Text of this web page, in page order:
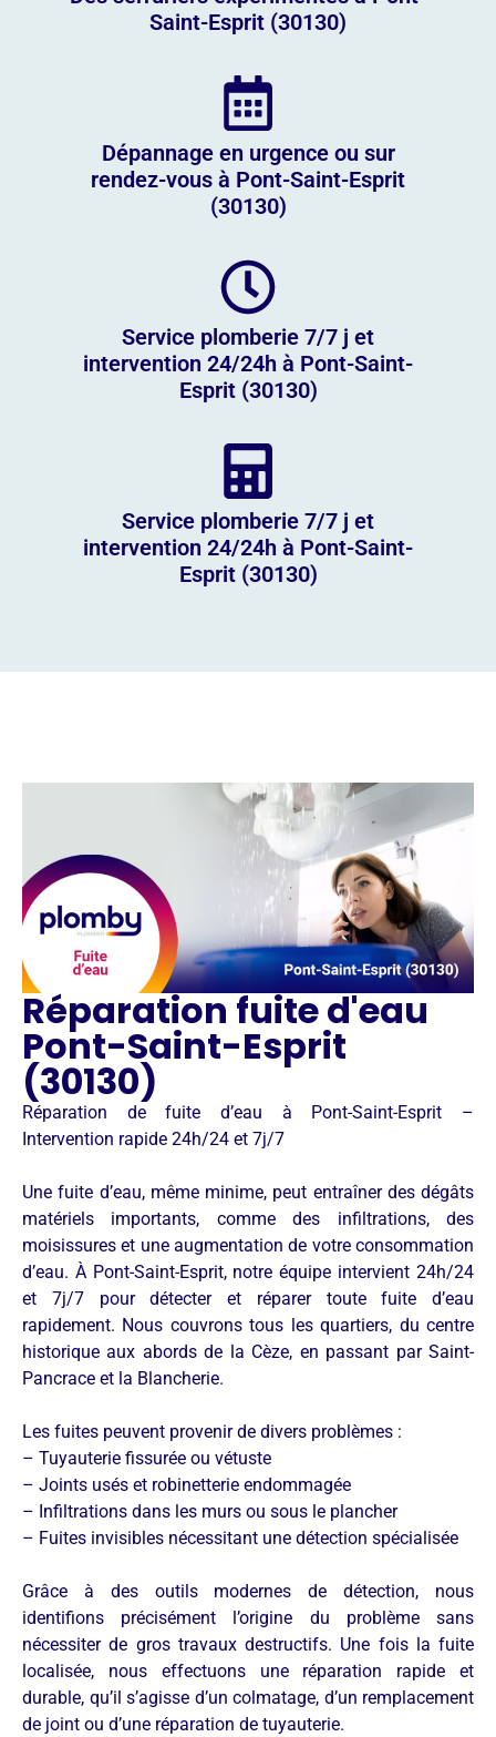
Saint-Esprit (30130)
Dépannage en urgence ou sur
rendez-vous à Pont-Saint-Esprit
(30130)
Service plomberie 7/7 j et
intervention 24/24h à Pont-Saint-
Esprit (30130)
Service plomberie 7/7 j et
intervention 24/24h à Pont-Saint-
Esprit (30130)
Réparation fuite d'eau
Pont-Saint-Esprit
(30130)
Réparation de fuite d’eau à Pont-Saint-Esprit –
Intervention rapide 24h/24 et 7j/7
Une fuite d’eau, même minime, peut entraîner des dégâts
matériels importants, comme des infiltrations, des
moisissures et une augmentation de votre consommation
d’eau. À Pont-Saint-Esprit, notre équipe intervient 24h/24
et 7j/7 pour détecter et réparer toute fuite d’eau
rapidement. Nous couvrons tous les quartiers, du centre
historique aux abords de la Cèze, en passant par Saint-
Pancrace et la Blancherie.
Les fuites peuvent provenir de divers problèmes :
– Tuyauterie fissurée ou vétuste
– Joints usés et robinetterie endommagée
– Infiltrations dans les murs ou sous le plancher
– Fuites invisibles nécessitant une détection spécialisée
Grâce à des outils modernes de détection, nous
identifions précisément l’origine du problème sans
nécessiter de gros travaux destructifs. Une fois la fuite
localisée, nous effectuons une réparation rapide et
durable, qu’il s’agisse d’un colmatage, d’un remplacement
de joint ou d’une réparation de tuyauterie.